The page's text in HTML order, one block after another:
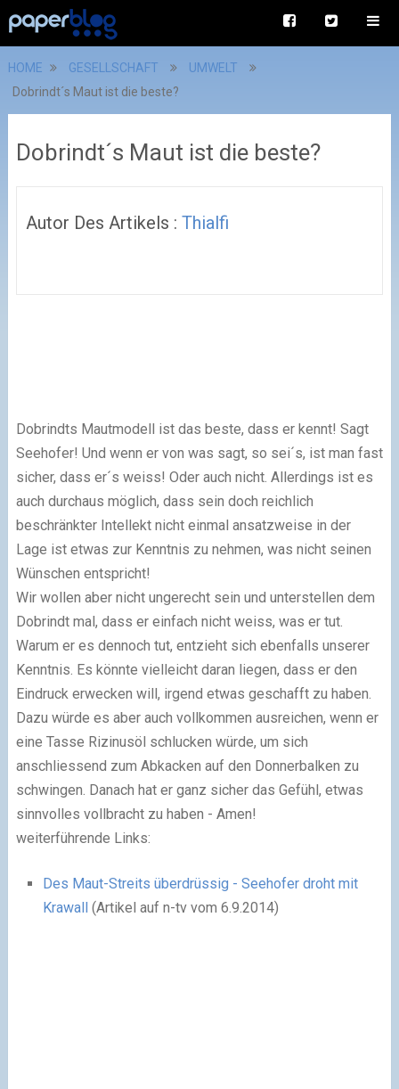
HOME GESELLSCHAFT
UMWELT
Dobrindt´s Maut ist die beste?
Dobrindt´s Maut ist die beste?
Autor Des Artikels : Thialfi
Dobrindts Mautmodell ist das beste, dass er kennt! Sagt
Seehofer! Und wenn er von was sagt, so sei´s, ist man fast
sicher, dass er´s weiss! Oder auch nicht. Allerdings ist es
auch durchaus möglich, dass sein doch reichlich
beschränkter Intellekt nicht einmal ansatzweise in der
Lage ist etwas zur Kenntnis zu nehmen, was nicht seinen
Wünschen entspricht!
Wir wollen aber nicht ungerecht sein und unterstellen dem
Dobrindt mal, dass er einfach nicht weiss, was er tut.
Warum er es dennoch tut, entzieht sich ebenfalls unserer
Kenntnis. Es könnte vielleicht daran liegen, dass er den
Eindruck erwecken will, irgend etwas geschafft zu haben.
Dazu würde es aber auch vollkommen ausreichen, wenn er
eine Tasse Rizinusöl schlucken würde, um sich
anschliessend zum Abkacken auf den Donnerbalken zu
schwingen. Danach hat er ganz sicher das Gefühl, etwas
sinnvolles vollbracht zu haben - Amen!
weiterführende Links:
Des Maut-Streits überdrüssig - Seehofer droht mit
Krawall(Artikel auf n-tv vom 6.9.2014)